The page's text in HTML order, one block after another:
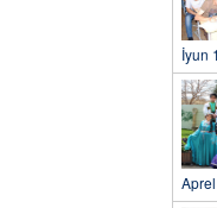
İyun